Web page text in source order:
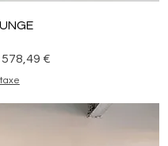
578,49 €